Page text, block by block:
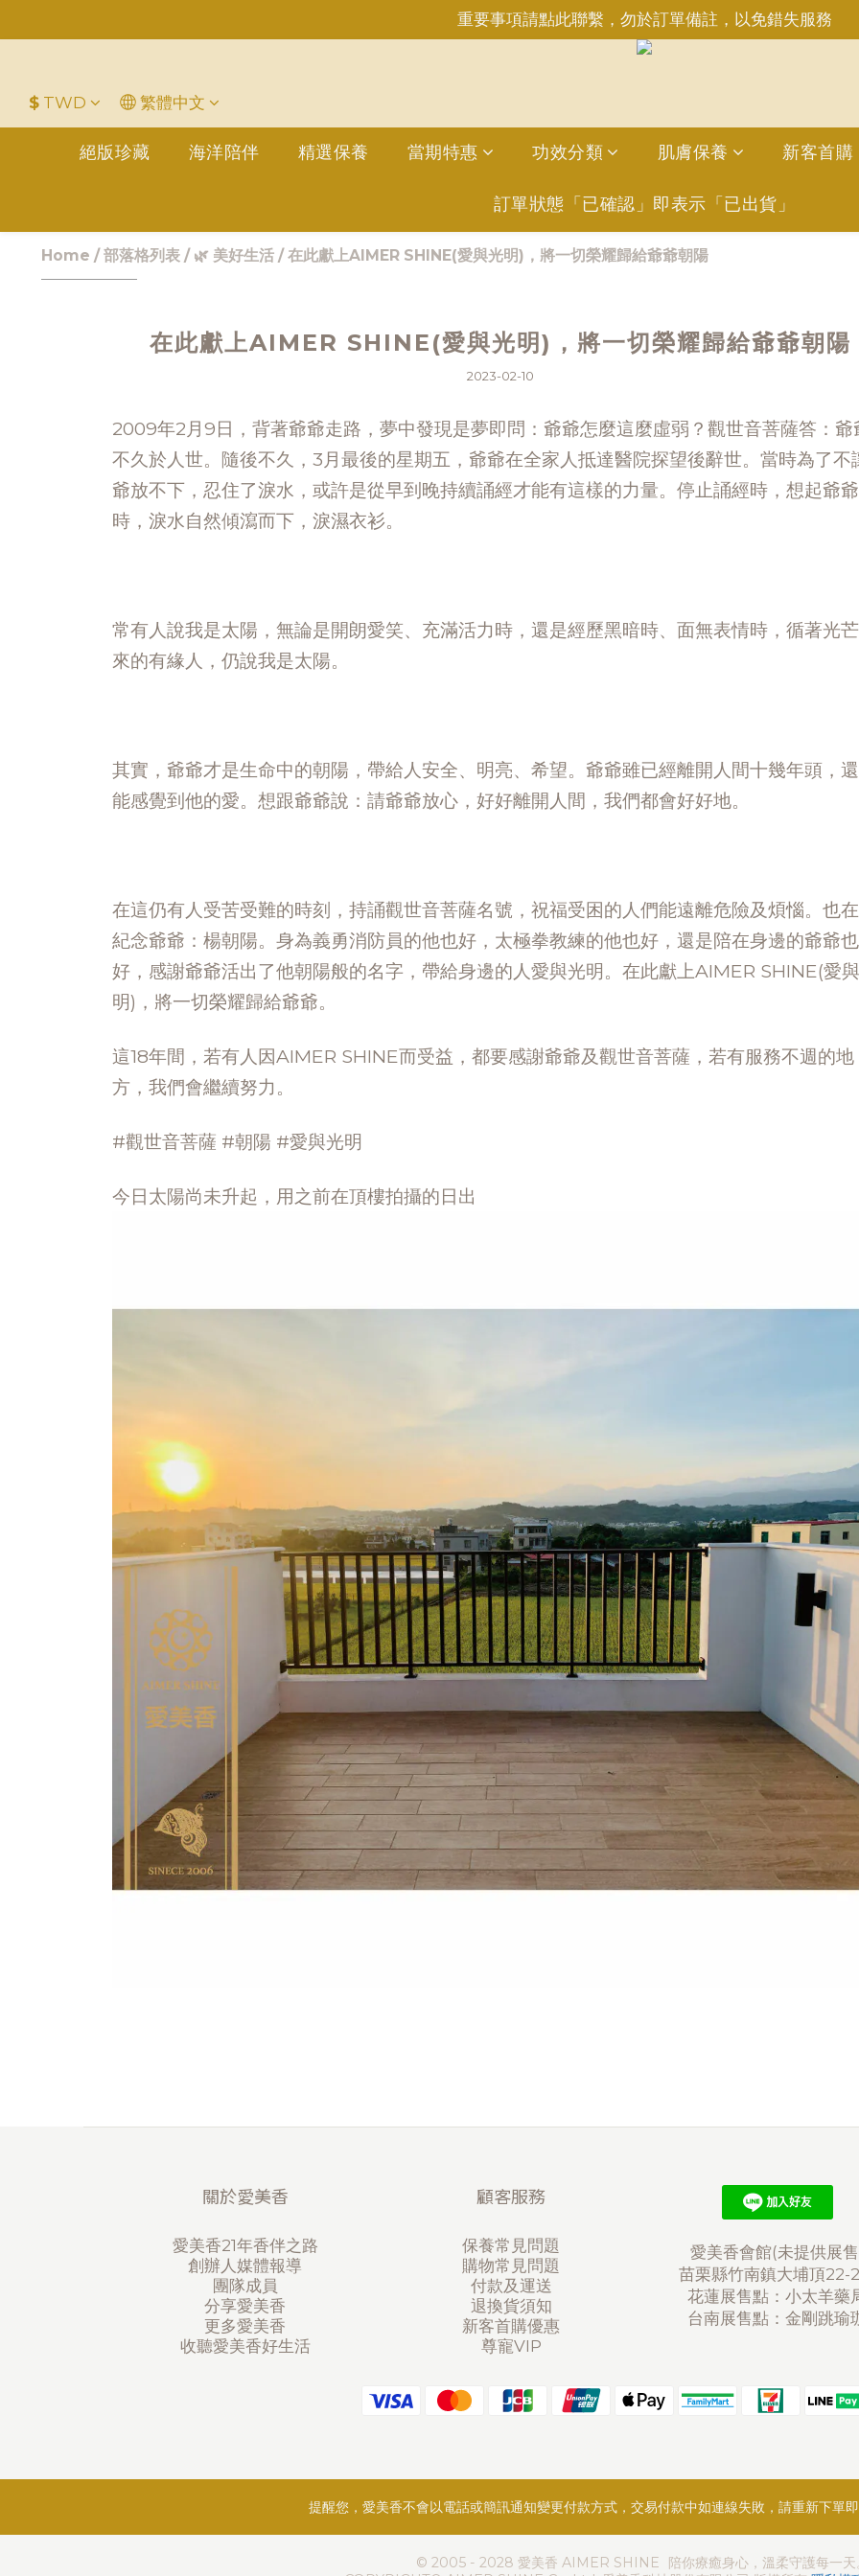
重要事項請點此聯繫，勿於訂單備註，以免錯失服務
重要事項請點此聯繫，勿於訂單備註，以免錯失服務
平日6:50前完成訂購，現貨品當日發貨｜訂單「已確認＝發貨
＋LINE好友折價100元✅歡迎LINE：＠aimershine 上班時間內專人回覆(WhatsAPP已
$ TWD 繁體中文
絕版珍藏 海洋陪伴 精選保養 當期特惠 功效分類 肌膚保養 新客首購
訂單狀態「已確認」即表示「已出貨」
Home /部落格列表 / 🌿 美好生活 /在此獻上AIMER SHINE(愛與光明)，將一切榮耀歸給爺爺朝陽
在此獻上AIMER SHINE(愛與光明)，將一切榮耀歸給爺爺朝陽
2023-02-10
2009年2月9日，背著爺爺走路，夢中發現是夢即問：爺爺怎麼這麼虛弱？觀世音菩薩答：爺
不久於人世。隨後不久，3月最後的星期五，爺爺在全家人抵達醫院探望後辭世。當時為了不
爺放不下，忍住了淚水，或許是從早到晚持續誦經才能有這樣的力量。停止誦經時，想起爺爺
時，淚水自然傾瀉而下，淚濕衣衫。
常有人說我是太陽，無論是開朗愛笑、充滿活力時，還是經歷黑暗時、面無表情時，循著光
來的有緣人，仍說我是太陽。
其實，爺爺才是生命中的朝陽，帶給人安全、明亮、希望。爺爺雖已經離開人間十幾年頭，
能感覺到他的愛。想跟爺爺說：請爺爺放心，好好離開人間，我們都會好好地。
在這仍有人受苦受難的時刻，持誦觀世音菩薩名號，祝福受困的人們能遠離危險及煩惱。也
紀念爺爺：楊朝陽。身為義勇消防員的他也好，太極拳教練的他也好，還是陪在身邊的爺爺也
好，感謝爺爺活出了他朝陽般的名字，帶給身邊的人愛與光明。在此獻上AIMER SHINE(愛
明)，將一切榮耀歸給爺爺。
這18年間，若有人因AIMER SHINE而受益，都要感謝爺爺及觀世音菩薩，若有服務不週的地
方，我們會繼續努力。
#觀世音菩薩 #朝陽 #愛與光明
今日太陽尚未升起，用之前在頂樓拍攝的日出
關於愛美香
愛美香21年香伴之路
創辦人媒體報導
團隊成員
分享愛美香
更多愛美香
收聽愛美香好生活
顧客服務
保養常見問題
購物常見問題
付款及運送
退換貨須知
新客首購優惠
尊寵VIP
愛美香會館(未提供展
苗栗縣竹南鎮大埔頂22-
花蓮展售點：小太羊藥
台南展售點：金剛跳瑜
提醒您，愛美香不會以電話或簡訊通知變更付款方式，交易付款中如連線失敗，請重新下單
© 2005 - 2028 愛美香 AIMER SHINE 陪你療癒身心，溫柔守護每一